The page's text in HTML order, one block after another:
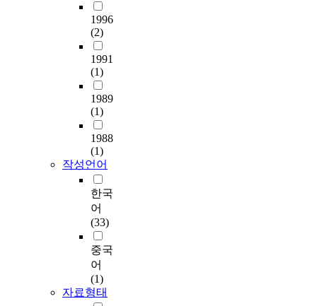
1996
(2)
1991
(1)
1989
(1)
1988
(1)
작성언어
한국
어
(33)
중국
어
(1)
자료형태